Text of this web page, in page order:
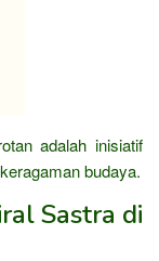
adalah inisiatif
budaya.
Sastra di